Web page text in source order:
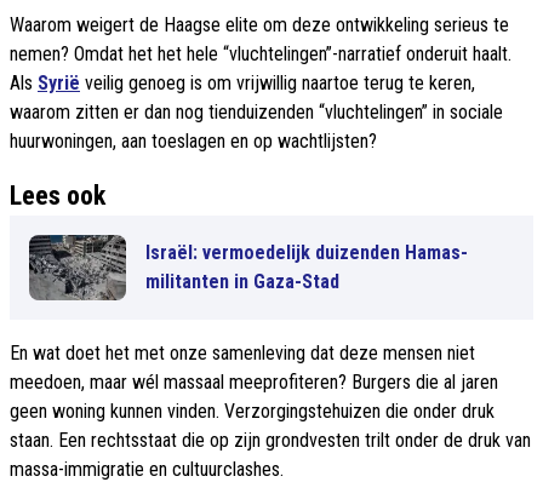
Waarom weigert de Haagse elite om deze ontwikkeling serieus te
nemen? Omdat het het hele “vluchtelingen”-narratief onderuit haalt.
Als Syrië veilig genoeg is om vrijwillig naartoe terug te keren,
waarom zitten er dan nog tienduizenden “vluchtelingen” in sociale
huurwoningen, aan toeslagen en op wachtlijsten?
Lees ook
Israël: vermoedelijk duizenden Hamas-
militanten in Gaza-Stad
En wat doet het met onze samenleving dat deze mensen niet
meedoen, maar wél massaal meeprofiteren? Burgers die al jaren
geen woning kunnen vinden. Verzorgingstehuizen die onder druk
staan. Een rechtsstaat die op zijn grondvesten trilt onder de druk van
massa-immigratie en cultuurclashes.